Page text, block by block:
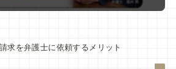
求を弁護士に依頼するメリット